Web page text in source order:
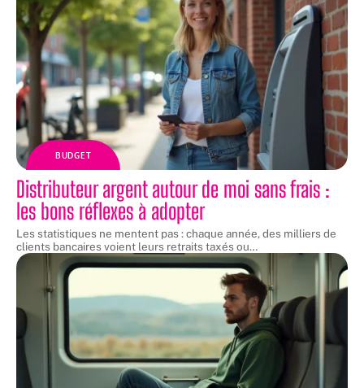
BUDGET
Distributeur argent autour de moi sans frais :
les bons réflexes à adopter
Les statistiques ne mentent pas : chaque année, des milliers de
clients bancaires voient leurs retraits taxés ou…